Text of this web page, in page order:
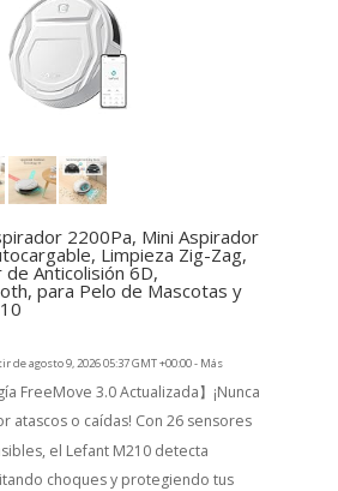
2200Pa, Mini Aspirador
Limpieza Zig-Zag,
de Anticolisión 6D,
para Pelo de Mascotas y
de agosto 9, 2026 05:37 GMT +00:00 - Más
FreeMove 3.0 Actualizada】¡Nunca
atascos o caídas! Con 26 sensores
el Lefant M210 detecta
choques y protegiendo tus